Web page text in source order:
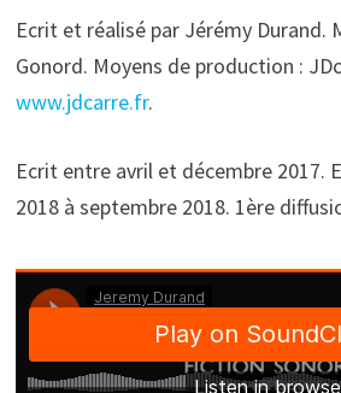
Ecrit et réalisé par Jérémy Durand.
Gonord. Moyens de production :
www.jdcarre.fr.
Ecrit entre avril et décembre 2017.
2018 à septembre 2018. 1ère